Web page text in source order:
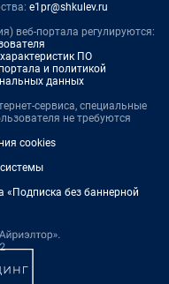
e1pr@shkulev.ru
веб-портала регулируются:
ПО
и политикой
данных
сервиса, специальные
не требуются
cookies
«Подписка без баннерной